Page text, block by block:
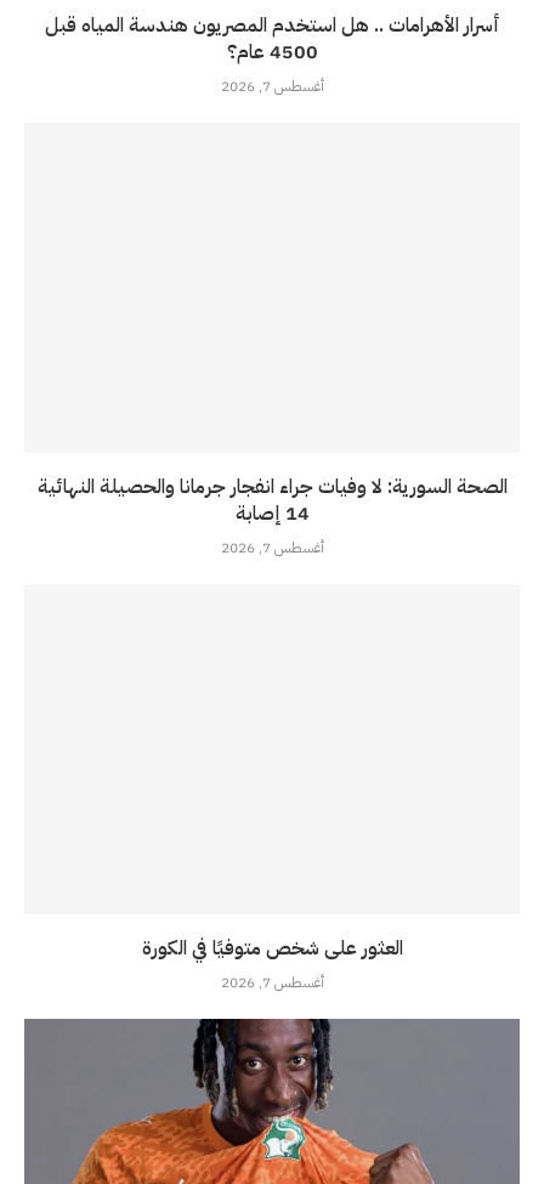
أسرار الأهرامات .. هل استخدم المصريون هندسة المياه قبل
4500 عام؟
أغسطس 7, 2026
الصحة السورية: لا وفيات جراء انفجار جرمانا والحصيلة النهائية
14 إصابة
أغسطس 7, 2026
العثور على شخص متوفيًا في الكورة
أغسطس 7, 2026